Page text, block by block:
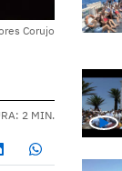
Corujo
2 MIN.